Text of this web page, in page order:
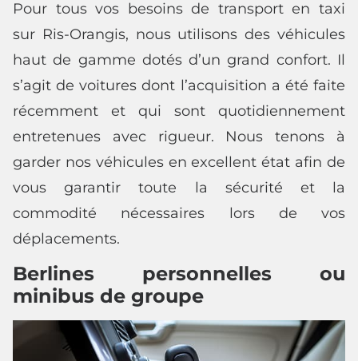
Pour tous vos besoins de transport en taxi
sur Ris-Orangis, nous utilisons des véhicules
haut de gamme dotés d’un grand confort. Il
s’agit de voitures dont l’acquisition a été faite
récemment et qui sont quotidiennement
entretenues avec rigueur. Nous tenons à
garder nos véhicules en excellent état afin de
vous garantir toute la sécurité et la
commodité nécessaires lors de vos
déplacements.
Berlines personnelles ou
minibus de groupe